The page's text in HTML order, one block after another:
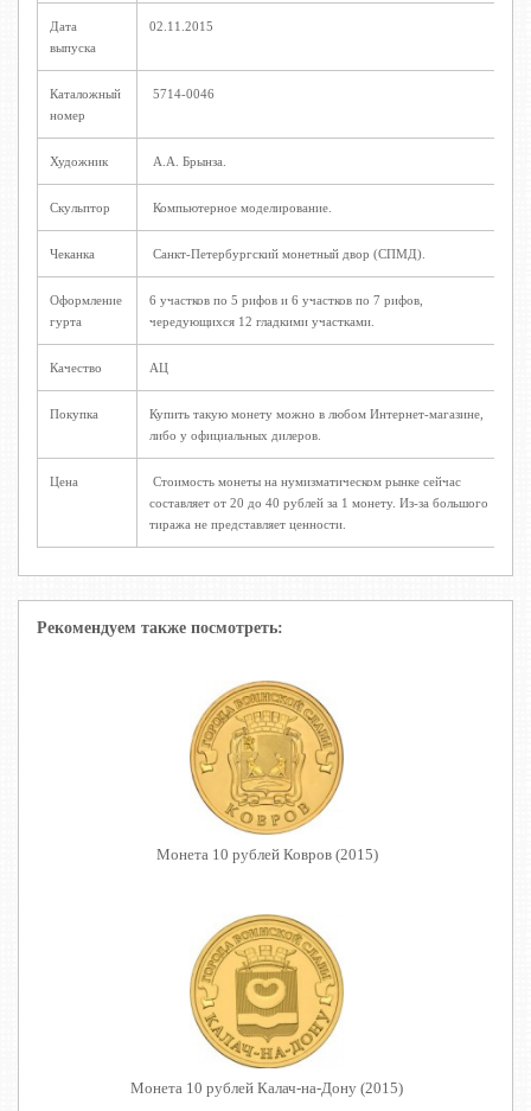
Дата
выпуска
02.11.2015
Каталожный
номер
5714-0046
Художник А.А. Брынза.
Скульптор Компьютерное моделирование.
Чеканка Санкт-Петербургский монетный двор (СПМД).
Оформление
гурта
6 участков по 5 рифов и 6 участков по 7 рифов,
чередующихся 12 гладкими участками.
Качество АЦ
Покупка
Купить такую монету можно в любом Интернет-магазине,
либо у официальных дилеров.
Цена
Стоимость монеты на нумизматическом рынке сейчас
составляет от 20 до 40 рублей за 1 монету. Из-за большого
тиража не представляет ценности.
Рекомендуем также посмотреть:
Монета 10 рублей Ковров (2015)
Монета 10 рублей Калач-на-Дону (2015)